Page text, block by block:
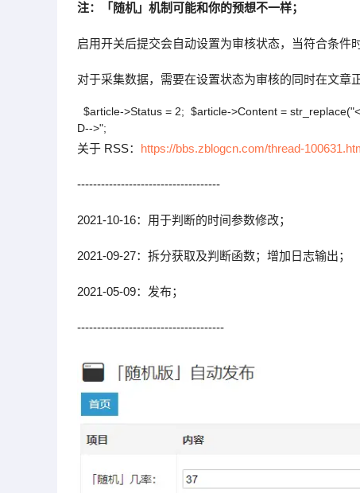
注：「随机」机制可能和你的预想不一样；
启用开关后提交会自动设置为审核状态，当符合条件
对于采集数据，需要在设置状态为审核的同时在文章
$article->Status = 2; $article->Content =
D-->";
关于 RSS： https://bbs.zblogcn.com/thread-
------------------------------------
2021-10-16：用于判断的时间参数修改；
2021-09-27：拆分获取及判断函数；增加日志输出；
2021-05-09：发布；
-------------------------------------